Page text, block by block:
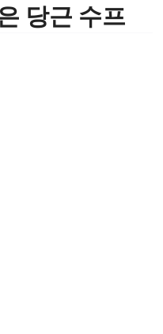
당근 수프